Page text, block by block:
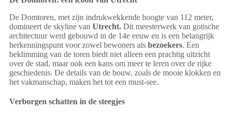
De Domtoren, met zijn indrukwekkende hoogte van 112 meter,
domineert de skyline van Utrecht. Dit meesterwerk van gotische
architectuur werd gebouwd in de 14e eeuw en is een belangrijk
herkenningspunt voor zowel bewoners als bezoekers. Een
beklimming van de toren biedt niet alleen een prachtig uitzicht
over de stad, maar ook een kans om meer te leren over de rijke
geschiedenis. De details van de bouw, zoals de mooie klokken en
het vakmanschap, maken het tot een must-see.
Verborgen schatten in de steegjes